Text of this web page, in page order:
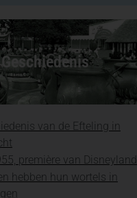
Geschiedenis
van de Efteling in
première van Disneyland
hebben hun wortels in